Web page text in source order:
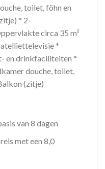
toilet, föhn en
* 2-
circa 35 m²
*
en drinkfaciliteiten *
douche, toilet,
(zitje)
van 8 dagen
met een 8,0